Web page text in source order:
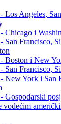
Los Angeles,
Chicago i
San Francisco,
Boston i New
San Francisco,
New York i San
Gospodarski
vodećim